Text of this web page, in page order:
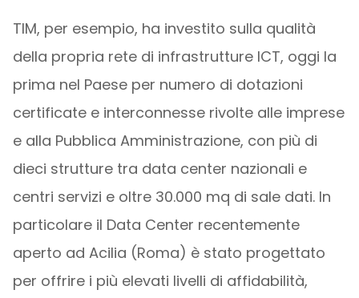
TIM, per esempio, ha investito sulla qualità
della propria rete di infrastrutture ICT, oggi la
prima nel Paese per numero di dotazioni
certificate e interconnesse rivolte alle imprese
e alla Pubblica Amministrazione, con più di
dieci strutture tra data center nazionali e
centri servizi e oltre 30.000 mq di sale dati. In
particolare il Data Center recentemente
aperto ad Acilia (Roma) è stato progettato
per offrire i più elevati livelli di affidabilità,